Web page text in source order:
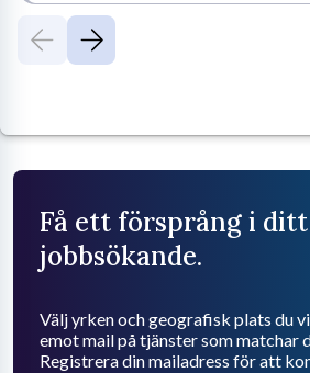
Få ett försprång i ditt
jobbsökande.
Välj yrken och geografisk plats du
emot mail på tjänster som matchar
Registrera din mailadress för att